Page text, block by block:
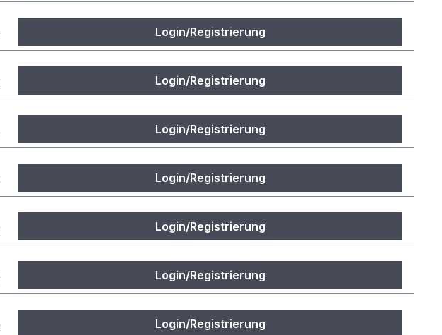
Login/Registrierung
Login/Registrierung
Login/Registrierung
Login/Registrierung
Login/Registrierung
Login/Registrierung
Login/Registrierung